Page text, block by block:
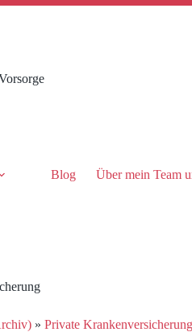
Blog Über mein Team
» Private Krankenversicherung